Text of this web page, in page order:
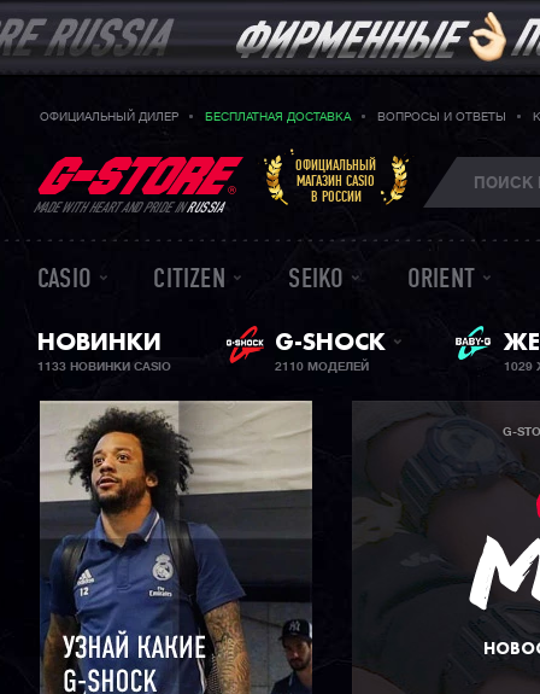
ОФИЦИАЛЬНЫЙ ДИЛЕР БЕСПЛАТНАЯ ДОСТАВКА ВОПРОСЫ И ОТВЕТЫ
MADE WITH HEART AND PRIDE INRUSSIA
ОФИЦИАЛЬНЫЙ
МАГАЗИН CASIO
В РОССИИ
CASIO CITIZEN SEIKO ORIENT
НОВИНКИ
1133 НОВИНКИ CASIO
G-SHOCK
2110 МОДЕЛЕЙ 1029
G-